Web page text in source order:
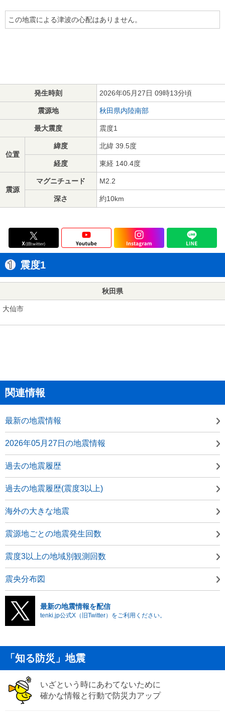
この地震による津波の心配はありません。
発生時刻 2026年05月27日 09時13分頃
震源地 秋田県内陸南部
最大震度 震度1
位置
緯度 北緯 39.5度
経度 東経 140.4度
震源
マグニチュード M2.2
深さ 約10km
震度1
秋田県
大仙市
関連情報
最新の地震情報
2026年05月27日の地震情報
過去の地震履歴
過去の地震履歴(震度3以上)
海外の大きな地震
震源地ごとの地震発生回数
震度3以上の地域別観測回数
震央分布図
最新の地震情報を配信
tenki.jp公式X（旧Twitter）をご利用ください。
「知る防災」地震
いざという時にあわてないために
確かな情報と行動で防災力アップ